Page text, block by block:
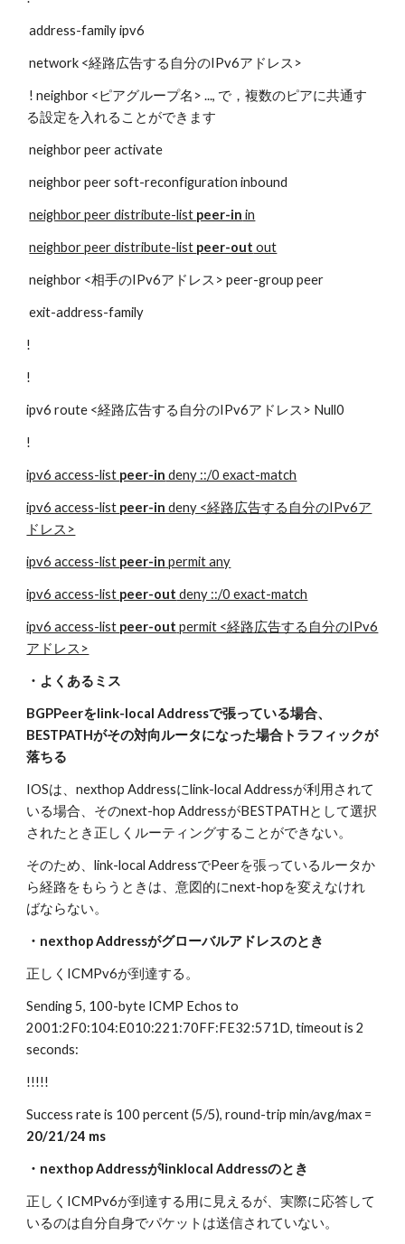
address-family ipv6
network <経路広告する自分のIPv6アドレス>
る設定を入れることができます
neighbor peer activate
neighbor peer soft-reconfiguration inbound
neighbor peer distribute-list peer-in in
neighbor peer distribute-list peer-out out
neighbor <相手のIPv6アドレス> peer-group peer
exit-address-family
!
!
ipv6 route <経路広告する自分のIPv6アドレス> Null0
!
ipv6 access-list peer-in deny ::/0 exact-match
ipv6 access-list peer-in deny <経路広告する自分のIPv6ア
ドレス>
ipv6 access-list peer-in permit any
ipv6 access-list peer-out deny ::/0 exact-match
ipv6 access-list peer-out permit <経路広告する自分のIPv6
アドレス>
・よくあるミス
BGPPeerをlink-local Addressで張っている場合、
BESTPATHがその対向ルータになった場合トラフィックが
落ちる
IOSは、nexthop Addressにlink-local Addressが利用されて
いる場合、そのnext-hop AddressがBESTPATHとして選択
されたとき正しくルーティングすることができない。
そのため、link-local AddressでPeerを張っているルータか
ら経路をもらうときは、意図的にnext-hopを変えなけれ
ばならない。
・nexthop Addressがグローバルアドレスのとき
正しくICMPv6が到達する。
Sending 5, 100-byte ICMP Echos to
2001:2F0:104:E010:221:70FF:FE32:571D, timeout is 2
seconds:
!!!!!
20/21/24 ms
・nexthop Addressがlinklocal Addressのとき
正しくICMPv6が到達する用に見えるが、実際に応答して
いるのは自分自身でパケットは送信されていない。